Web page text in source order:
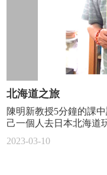
在email最下方寫清楚
he/him/his（男性用法）
也有人是they/them/
(English as the Second
只有一個人也可以用
法嗎？原本就覺得自己
覺得更不好了～後來V
了，免得用錯pronoun
州來講，語言的正確性
你平常如何稱呼小孩的
不能冒犯到任何族群。
server與client，但常常
學助教（大概每三十個
有更多的助教），因此
課，之前在臺大當助教
學弟，來做研究後小小
時沒有好好的學
起。我也想到自己如果
之後就算找到好題目，
或許很多事在當下都會
在研究與教學之餘，
分，正確地來說，應該
睜開時，起床的動力除
及工作。 Arduino實作
望學生們可以透過
設計一個具有量測
配Matlab程式的輔助來
先會介紹Arduino這個
發系統，可以將這個系
(Input)後生成預先寫好
是轉角等等的輸出。課
的程式除錯方法，最後
接線等等。 █ Arduino
Matlab的部分，我們提
成安裝設定等等基本操
北海道之旅
2023-03-10
陳明新教授5分鐘的
己一個人去日本北海道
溝通，年紀大的就用